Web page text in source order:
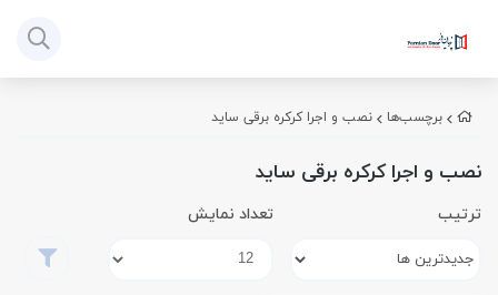
برچسب‌ها نصب و اجرا کرکره برقی ساید
نصب و اجرا کرکره برقی ساید
ترتیب تعداد نمایش